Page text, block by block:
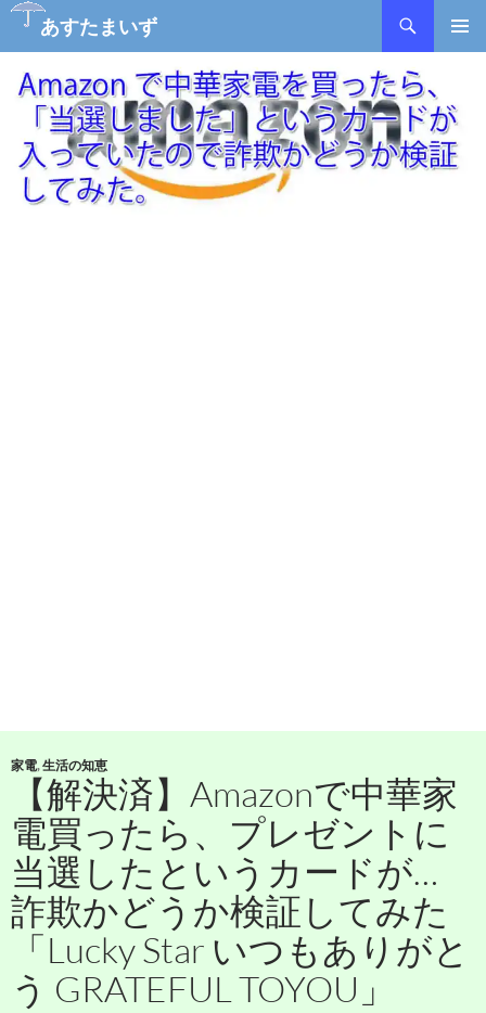
あすたまいず
検
テ
ツ
へ
ス
キ
家電,生活の知恵
【解決済】Amazonで中華家
電買ったら、プレゼントに
当選したというカードが…
詐欺かどうか検証してみた
「Lucky Star いつもありがと
う GRATEFUL TOYOU」